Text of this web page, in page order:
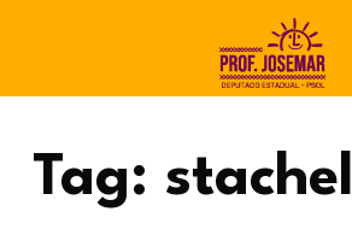
Tag: stachel